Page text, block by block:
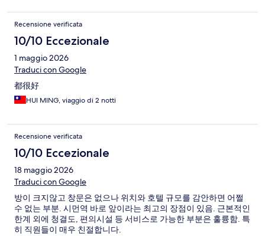
Recensione verificata
10/10 Eccezionale
1 maggio 2026
Traduci con Google
都很好
HUI MING, viaggio di 2 notti
Recensione verificata
10/10 Eccezionale
18 maggio 2026
Traduci con Google
방이 크지않고 창문은 없으나 위치와 호텔 규모를 감안하면 어쩔
수 없는 부분. 시먼역 바로 앞이라는 최고의 장점이 있음. 근본적인
한계 외에 청결도, 편의시설 등 서비스로 가능한 부분은 훌륭함. 특
히 직원들이 매우 친절합니다.